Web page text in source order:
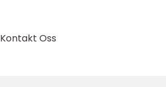
Kontakt Oss